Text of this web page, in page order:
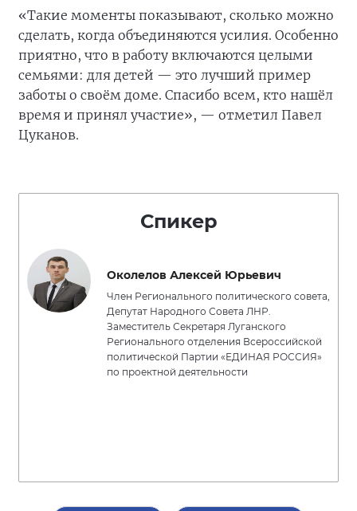
«Такие моменты показывают, сколько можно
сделать, когда объединяются усилия. Особенно
приятно, что в работу включаются целыми
семьями: для детей — это лучший пример
заботы о своём доме. Спасибо всем, кто нашёл
время и принял участие», — отметил Павел
Цуканов.
Спикер
Околелов Алексей Юрьевич
Член Регионального политического совета,
Депутат Народного Совета ЛНР.
Заместитель Секретаря Луганского
Регионального отделения Всероссийской
политической Партии «ЕДИНАЯ РОССИЯ»
по проектной деятельности